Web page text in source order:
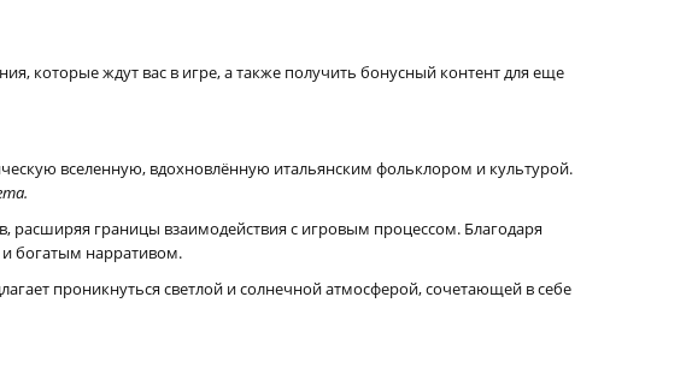
которые ждут вас в игре, а также получить бонусный контент для еще
вселенную, вдохновлённую итальянским фольклором и культурой.
расширяя границы взаимодействия с игровым процессом. Благодаря
богатым нарративом.
проникнуться светлой и солнечной атмосферой, сочетающей в себе